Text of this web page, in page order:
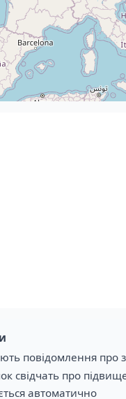
повідомлення про
свідчать про
автоматично